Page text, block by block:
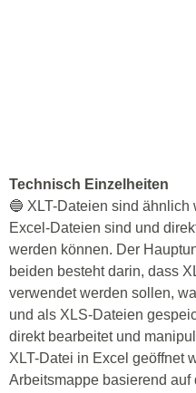
Technisch Einzelheiten
🔵 XLT-Dateien sind
Excel-Dateien sind und
werden können. Der
beiden besteht darin, dass
verwendet werden sollen,
und als XLS-Dateien
direkt bearbeitet und
XLT-Datei in Excel geöffnet
Arbeitsmappe basierend